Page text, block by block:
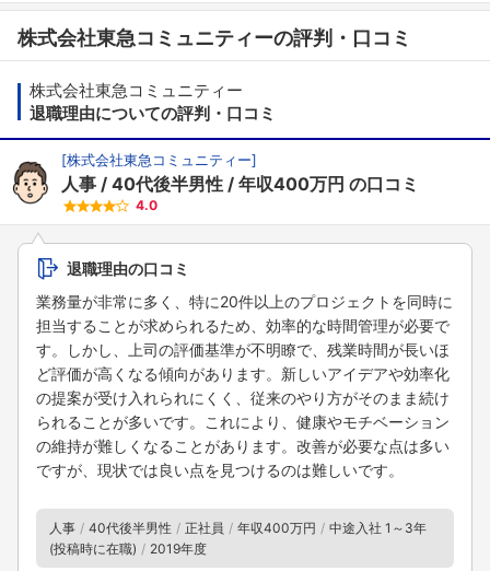
株式会社東急コミュニティーの評判・口コミ
株式会社東急コミュニティー
退職理由についての評判・口コミ
[株式会社東急コミュニティー]
人事 40代後半男性 年収400万円 の口コミ
4.0
退職理由の口コミ
業務量が非常に多く、特に20件以上のプロジェクトを同時に
担当することが求められるため、効率的な時間管理が必要で
す。しかし、上司の評価基準が不明瞭で、残業時間が長いほ
ど評価が高くなる傾向があります。新しいアイデアや効率化
の提案が受け入れられにくく、従来のやり方がそのまま続け
られることが多いです。これにより、健康やモチベーション
の維持が難しくなることがあります。改善が必要な点は多い
ですが、現状では良い点を見つけるのは難しいです。
人事 40代後半男性 正社員 年収400万円
中途入社 1～3年
(投稿時に在職)
2019年度